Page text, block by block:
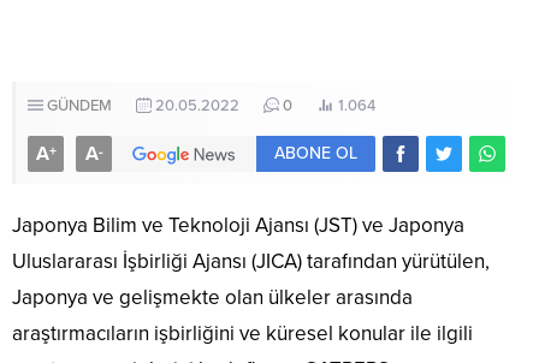
GÜNDEM 20.05.2022 0 1.064
A+ A- ABONE OL
Japonya Bilim ve Teknoloji Ajansı (JST) ve Japonya
Uluslararası İşbirliği Ajansı (JICA) tarafından yürütülen,
Japonya ve gelişmekte olan ülkeler arasında
araştırmacıların işbirliğini ve küresel konular ile ilgili